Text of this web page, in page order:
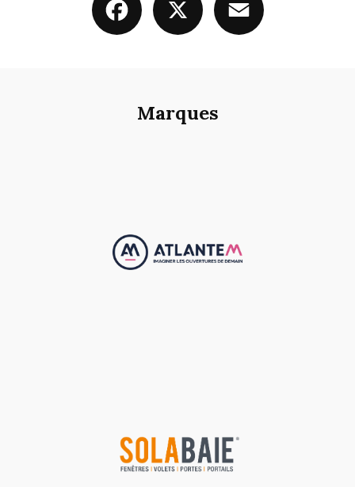
Marques